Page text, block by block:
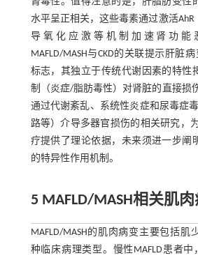
水平呈正相关，这些毒素通过激活
导氧化应激等机制加速肾功能
MAFLD/MASH与CKD的关联提示肝脏
标志，其独立于传统代谢因素的特性
制（炎症/脂肪毒性）对肾脏的直接损
通过代谢紊乱、系统性炎症和尿毒症毒
路等）介导多器官损伤的相关研究，
疗提供了理论依据，未来须进一步阐
的特异性作用机制。
5 MAFLD/MASH相关肌
MAFLD/MASH的肌肉病变主要包括肌
种临床病理类型。慢性MAFLD患者中